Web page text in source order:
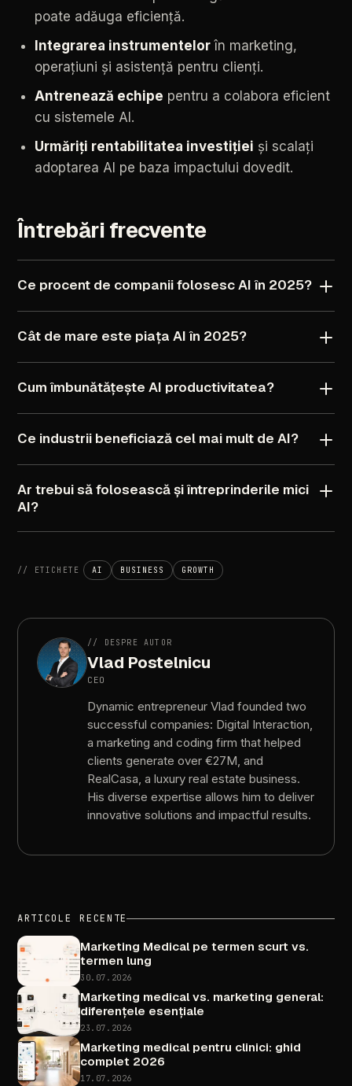
poate adăuga eficiență.
Integrarea instrumentelor în marketing,
operațiuni și asistență pentru clienți.
Antrenează echipe pentru a colabora eficient
cu sistemele AI.
Urmăriți rentabilitatea investiției și scalați
adoptarea AI pe baza impactului dovedit.
Întrebări frecvente
Ce procent de companiifolosescAI în 2025?
Cât de mare este piața AI în 2025?
Cum îmbunătățește AI productivitatea?
Ce industrii beneficiază cel mai mult de AI?
Ar trebuisăfoloseascășiîntreprinderile mici
AI?
// ETICHETE AI BUSINESS GROWTH
// DESPRE AUTOR
Vlad Postelnicu
CEO
Dynamic entrepreneur Vlad founded two
successful companies: Digital Interaction,
a marketing and coding firm that helped
clients generate over €27M, and
RealCasa, a luxury real estate business.
His diverse expertise allows him to deliver
innovative solutions and impactful results.
ARTICOLE RECENTE
Marketing Medical pe termen scurt vs.
termen lung
30.07.2026
Marketing medical vs. marketing general:
diferențele esențiale
23.07.2026
Marketing medical pentru clinici: ghid
complet 2026
17.07.2026